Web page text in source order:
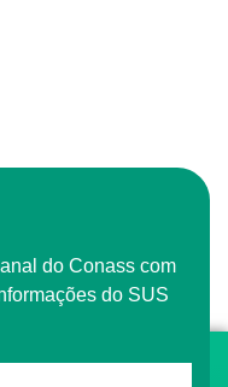
do Conass com
do SUS